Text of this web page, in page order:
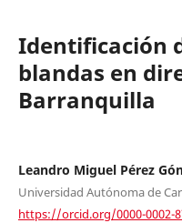
Identificación
blandas en
Barranquilla
Leandro Miguel Pérez
Universidad Autónoma de
https://orcid.org/0000-0002-